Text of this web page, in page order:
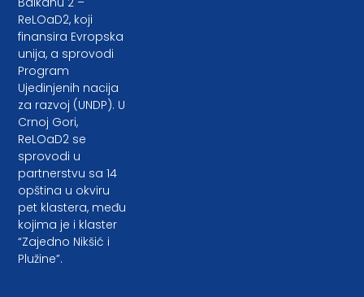
ReLOaD2, koji
finansira Evropska
unija, a sprovodi
Program
Ujedinjenih nacija
za razvoj (UNDP). U
Crnoj Gori,
ReLOaD2 se
sprovodi u
partnerstvu sa 14
opština u okviru
pet klastera, među
kojima je i klaster
“Zajedno Nikšić i
Plužine”.